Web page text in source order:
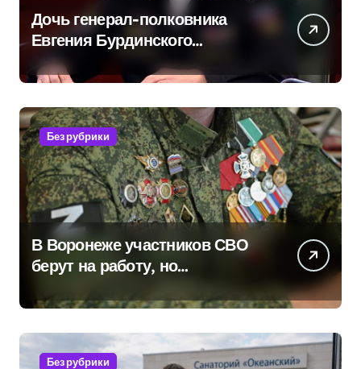
Дочь генерал-полковника
Евгения Бурдинского
оказывает платные услуги по
вопросам военной службы и
бронирования
Без рубрики
В Воронеже участников СВО
берут на работу, но
удержаться удаётся не всем
Без рубрики